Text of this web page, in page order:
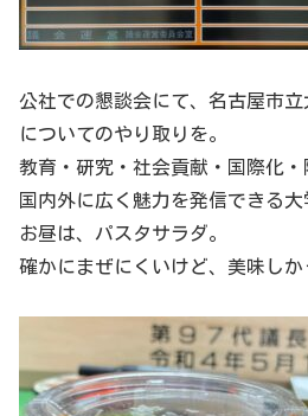
公社での懇談会にて、名古屋市
についてのやり取りを。
教育・研究・社会貢献・国際化・
国内外に広く魅力を発信できる大
お昼は、パスタサラダ。
確かにまぜにくいけど、美味しか